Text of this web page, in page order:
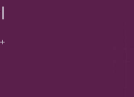
+8615550440621